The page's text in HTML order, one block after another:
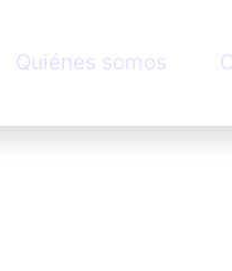
Quiénes somos